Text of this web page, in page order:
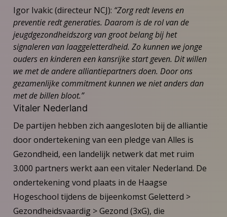
Igor Ivakic (directeur NCJ): “Zorg redt levens en
preventie redt generaties. Daarom is de rol van de
jeugdgezondheidszorg van groot belang bij het
signaleren van laaggeletterdheid. Zo kunnen we jonge
ouders en kinderen een kansrijke start geven. Dit willen
we met de andere alliantiepartners doen. Door ons
gezamenlijke commitment kunnen we niet anders dan
met de billen bloot.”
Vitaler Nederland
De partijen hebben zich aangesloten bij de alliantie
door ondertekening van een pledge van Alles is
Gezondheid, een landelijk netwerk dat met ruim
3.000 partners werkt aan een vitaler Nederland. De
ondertekening vond plaats in de Haagse
Hogeschool tijdens de bijeenkomst Geletterd >
Gezondheidsvaardig > Gezond (3xG), die